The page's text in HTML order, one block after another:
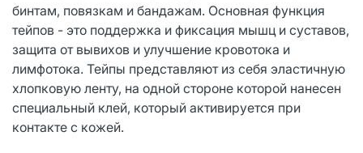
бинтам, повязкам и бандажам. Основная функция
тейпов - это поддержка и фиксация мышц и суставов,
защита от вывихов и улучшение кровотока и
лимфотока. Тейпы представляют из себя эластичную
хлопковую ленту, на одной стороне которой нанесен
специальный клей, который активируется при
контакте с кожей.